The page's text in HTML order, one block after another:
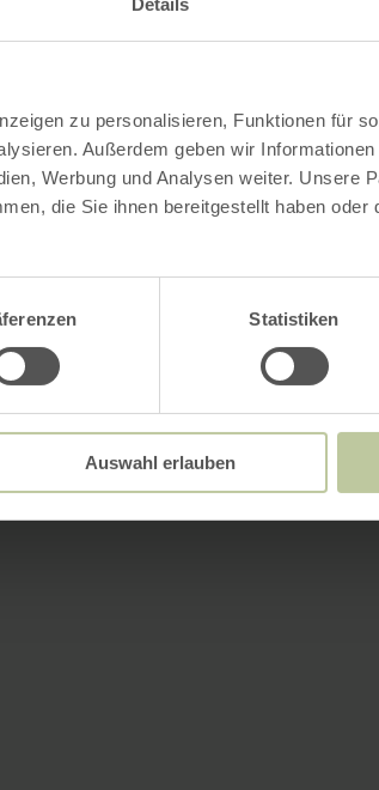
zu personalisieren, Funktionen für
Außerdem geben wir
Werbung und Analysen weiter. Unsere
die Sie ihnen bereitgestellt haben
Statistiken
Auswahl erlauben